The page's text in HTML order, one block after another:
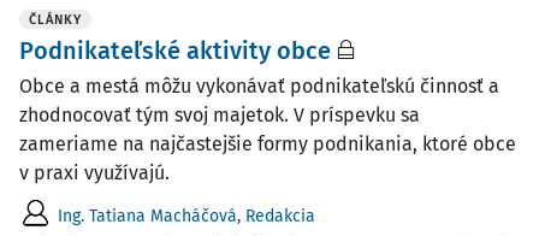
ČLÁNKY
Podnikateľské aktivity obce
Obce a mestá môžu vykonávať podnikateľskú činnosť a
zhodnocovať tým svoj majetok. V príspevku sa
zameriame na najčastejšie formy podnikania, ktoré obce
v praxi využívajú.
Ing. Tatiana Macháčová, Redakcia